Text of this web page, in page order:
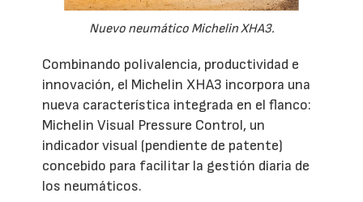
Nuevo neumático Michelin XHA3.
Combinando polivalencia, productividad e
innovación, el Michelin XHA3 incorpora una
nueva característica integrada en el flanco:
Michelin Visual Pressure Control, un
indicador visual (pendiente de patente)
concebido para facilitar la gestión diaria de
los neumáticos.